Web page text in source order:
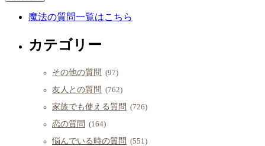
魔法の質問一覧はこちら
カテゴリー
その他の質問 (97)
友人との質問 (762)
家族でも使える質問 (726)
恋の質問 (164)
悩んでいる時の質問 (551)